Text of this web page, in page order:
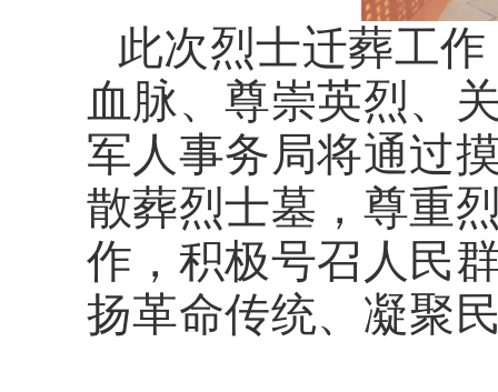
此次烈士迁葬工
血脉、尊崇英烈、
军人事务局将通过
散葬烈士墓，尊重
作，积极号召人民
扬革命传统、凝聚